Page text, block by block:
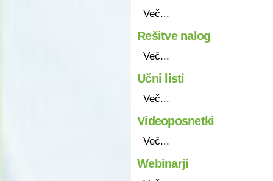
Več...
Rešitve nalog
Več...
Učni listi
Več...
Videoposnetki
Več...
Webinarji